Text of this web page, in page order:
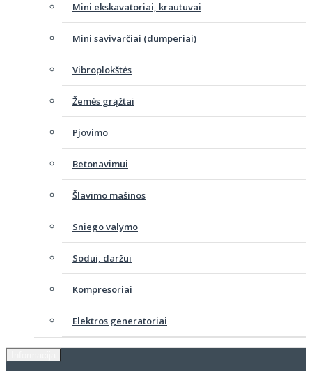
Mini ekskavatoriai, krautuvai
Mini savivarčiai (dumperiai)
Vibroplokštės
Žemės grąžtai
Pjovimo
Betonavimui
Šlavimo mašinos
Sniego valymo
Sodui, daržui
Kompresoriai
Elektros generatoriai